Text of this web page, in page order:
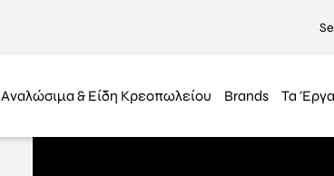
Αναλώσιμα & Είδη Κρεοπωλείου Brands Τα